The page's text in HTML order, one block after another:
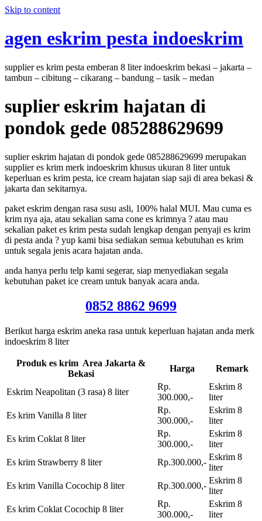
Skip to content
agen eskrim pesta indoeskrim
supplier es krim pesta emberan 8 liter indoeskrim bekasi – jakarta –
tambun – cibitung – cikarang – bandung – tasik – medan
suplier eskrim hajatan di
pondok gede 085288629699
suplier eskrim hajatan di pondok gede 085288629699 merupakan
supplier es krim merk indoeskrim khusus ukuran 8 liter untuk
keperluan es krim pesta, ice cream hajatan siap saji di area bekasi &
jakarta dan sekitarnya.
paket eskrim dengan rasa susu asli, 100% halal MUI. Mau cuma es
krim nya aja, atau sekalian sama cone es krimnya ? atau mau
sekalian paket es krim pesta sudah lengkap dengan penyaji es krim
di pesta anda ? yup kami bisa sediakan semua kebutuhan es krim
untuk segala jenis acara hajatan anda.
anda hanya perlu telp kami segerar, siap menyediakan segala
kebutuhan paket ice cream untuk banyak acara anda.
0852 8862 9699
Berikut harga eskrim aneka rasa untuk keperluan hajatan anda merk
indoeskrim 8 liter
Produk es krim Area Jakarta &
Bekasi
Harga Remark
Eskrim Neapolitan (3 rasa) 8 liter
Rp.
300.000,-
Eskrim 8
liter
Es krim Vanilla 8 liter
Rp.
300.000,-
Eskrim 8
liter
Es krim Coklat 8 liter
Rp.
300.000,-
Eskrim 8
liter
Es krim Strawberry 8 liter
Rp.300.000,-
Eskrim 8
liter
Es krim Vanilla Cocochip 8 liter
Rp.300.000,-
Eskrim 8
liter
Es krim Coklat Cocochip 8 liter
Rp.
300.000,-
Eskrim 8
liter